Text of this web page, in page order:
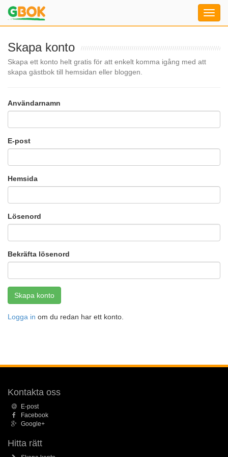
Skapa konto
Skapa ett konto helt gratis för att enkelt komma igång med att
skapa gästbok till hemsidan eller bloggen.
Användarnamn
E-post
Hemsida
Lösenord
Bekräfta lösenord
Logga in om du redan har ett konto.
Kontakta oss
E-post
Facebook
Google+
Hitta rätt